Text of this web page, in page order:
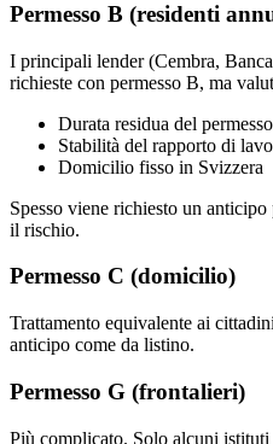
Permesso B (residenti
I principali lender (Cembra,
richieste con permesso B, ma
Durata residua del
Stabilità del rapporto di
Domicilio fisso in Svizzera
Spesso viene richiesto un
il rischio.
Permesso C (domicilio)
Trattamento equivalente ai
anticipo come da listino.
Permesso G (frontalieri)
Più complicato. Solo alcuni